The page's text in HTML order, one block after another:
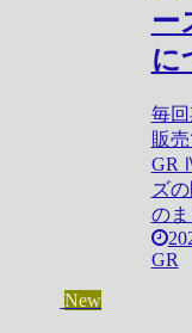
ー
に
毎
販
GR
ズ
のま
GR
New